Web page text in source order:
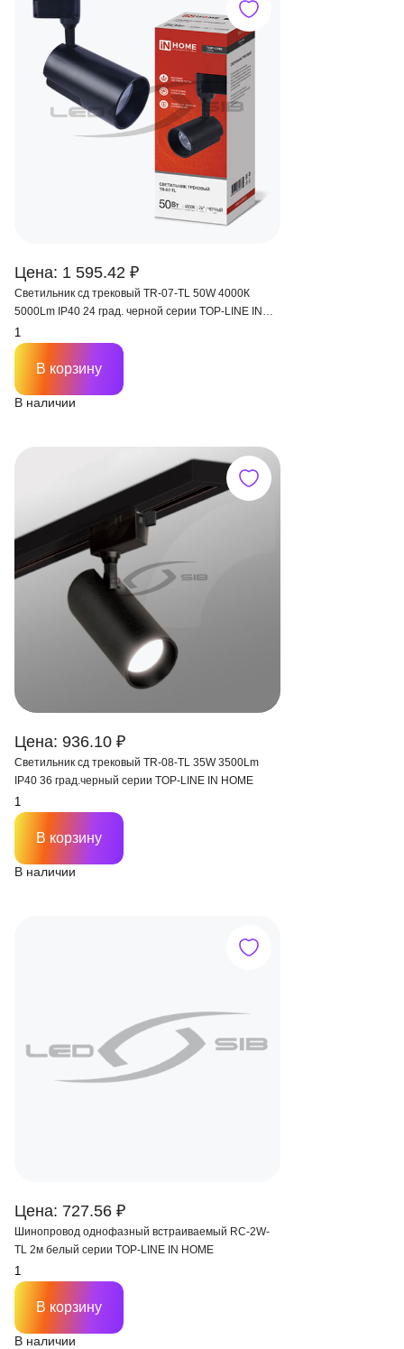
Цена: 1 595.42 ₽
Светильник сд трековый TR-07-TL 50W 4000К
5000Lm IP40 24 град. черной серии TOP-LINE IN
HOME
В наличии
В корзину
Цена: 936.10 ₽
Светильник сд трековый TR-08-TL 35W 3500Lm
IP40 36 град.черный серии TOP-LINE IN HOME
В наличии
В корзину
Цена: 727.56 ₽
Шинопровод однофазный встраиваемый RC-2W-
TL 2м белый серии TOP-LINE IN HOME
В наличии
В корзину